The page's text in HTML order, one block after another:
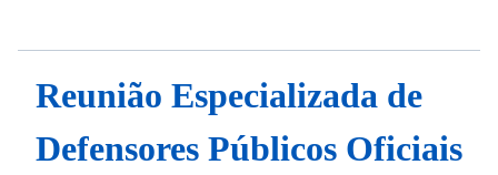
Reunião Especializada de
Defensores Públicos Oficiais